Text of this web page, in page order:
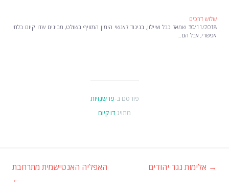
שלוש דרכים
30/11/2018 שמאל כבל ואיילון, בניגוד לאנשי הימין המזויף בשולט, מבינים שדו קיום בלתי
אפשרי, אבל הם…
פורסם ב-פרשנויות
מתויגדו קיום
ניווט
→ אלימות נגד יהודים
האפליה האנטישמית מתרחבת
←